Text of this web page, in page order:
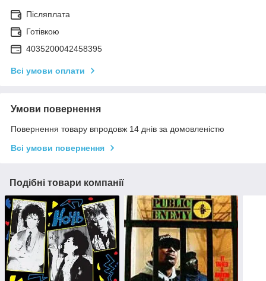
Післяплата
Готівкою
4035200042458395
Всі умови оплати
Умови повернення
Повернення товару впродовж 14 днів за домовленістю
Всі умови повернення
Подібні товари компанії